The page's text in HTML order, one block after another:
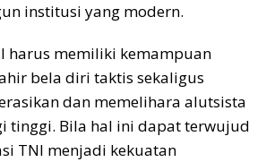
institusi yang modern.
harus memiliki kemampuan
bela diri taktis sekaligus
dan memelihara alutsista
tinggi. Bila hal ini dapat terwujud
TNI menjadi kekuatan